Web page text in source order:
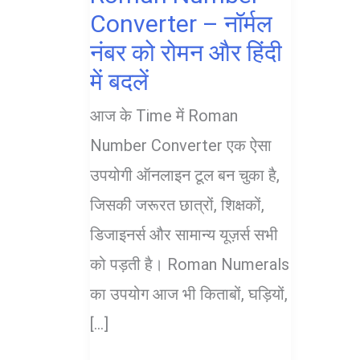
Converter – नॉर्मल
नंबर को रोमन और हिंदी
में बदलें
आज के Time में Roman
Number Converter एक ऐसा
उपयोगी ऑनलाइन टूल बन चुका है,
जिसकी जरूरत छात्रों, शिक्षकों,
डिजाइनर्स और सामान्य यूज़र्स सभी
को पड़ती है। Roman Numerals
का उपयोग आज भी किताबों, घड़ियों,
[…]